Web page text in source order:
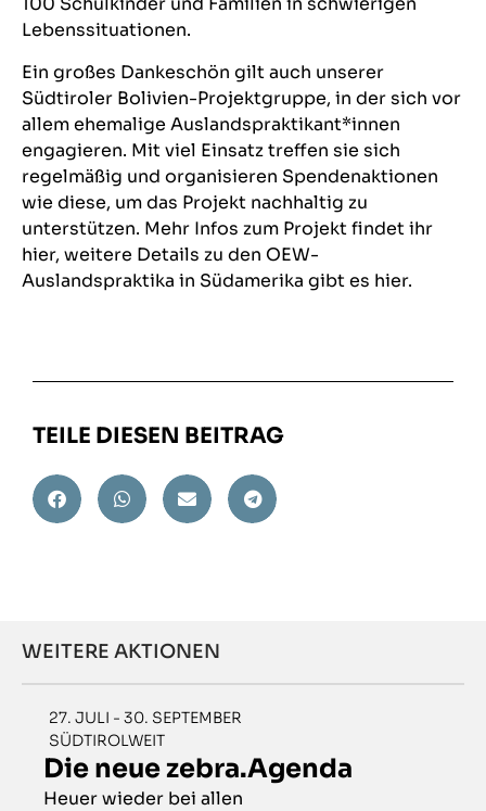
Lebenssituationen.
Ein großes Dankeschön gilt auch unserer
Südtiroler Bolivien-Projektgruppe, in der sich vor
allem ehemalige Auslandspraktikant*innen
engagieren. Mit viel Einsatz treffen sie sich
regelmäßig und organisieren Spendenaktionen
wie diese, um das Projekt nachhaltig zu
unterstützen. Mehr Infos zum Projektfindet ihr
hier, weitere Details zu den OEW-
Auslandspraktika in Südamerika gibt es hier.
TEILE DIESEN BEITRAG
WEITERE AKTIONEN
27. JULI - 30. SEPTEMBER
SÜDTIROLWEIT
Die neue zebra.Agenda
Heuer wieder bei allen